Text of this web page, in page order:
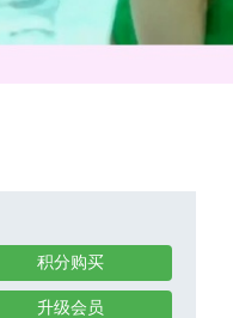
积分购买
升级会员